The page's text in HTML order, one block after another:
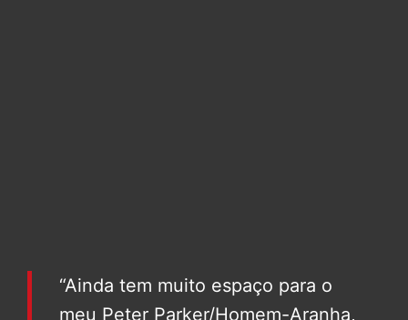
“Ainda tem muito espaço para o
meu Peter Parker/Homem-Aranha,